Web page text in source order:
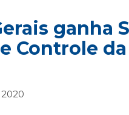
ganha
Controle da